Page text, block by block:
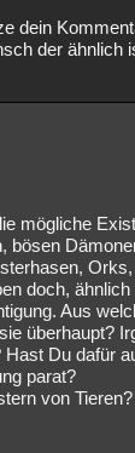
dein
der ähnlich
mögliche
bösen
doch,
Aus
überhaupt?
Du dafür
parat?
von